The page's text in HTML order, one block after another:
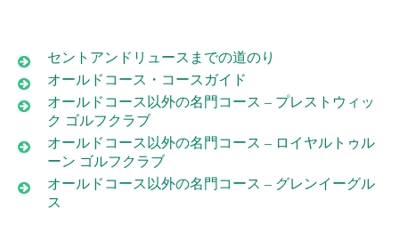
セントアンドリュースまでの道のり
オールドコース・コースガイド
オールドコース以外の名門コース – プレストウィッ
ク ゴルフクラブ
オールドコース以外の名門コース – ロイヤルトゥル
ーン ゴルフクラブ
オールドコース以外の名門コース – グレンイーグル
ス